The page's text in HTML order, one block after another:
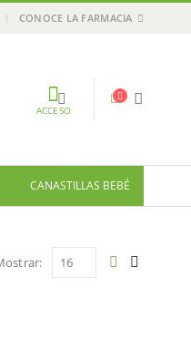
CONOCE LA FARMACIA
ACCESO
CANASTILLAS BEBÉ